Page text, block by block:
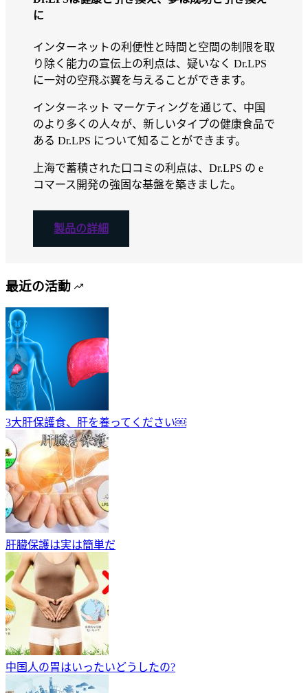
に
インターネットの利便性と時間と空間の制限を取
り除く能力の宣伝上の利点は、疑いなく Dr.LPS
に一対の空飛ぶ翼を与えることができます。
インターネット マーケティングを通じて、中国
のより多くの人々が、新しいタイプの健康食品で
ある Dr.LPS について知ることができます。
上海で蓄積された口コミの利点は、Dr.LPS の e
コマース開発の強固な基盤を築きました。
製品の詳細
最近の活動
3大肝保護食、肝を養ってください￼
肝臓保護は実は簡単だ
中国人の胃はいったいどうしたの?